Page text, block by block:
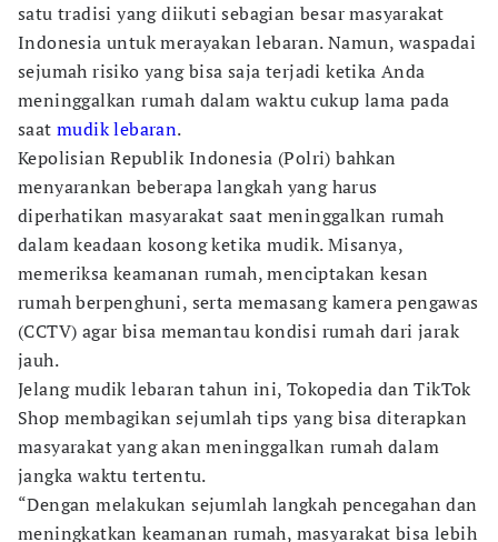
satu tradisi yang diikuti sebagian besar masyarakat
Indonesia untuk merayakan lebaran. Namun, waspadai
sejumah risiko yang bisa saja terjadi ketika Anda
meninggalkan rumah dalam waktu cukup lama pada
saat mudik lebaran.
Kepolisian Republik Indonesia (Polri) bahkan
menyarankan beberapa langkah yang harus
diperhatikan masyarakat saat meninggalkan rumah
dalam keadaan kosong ketika mudik. Misanya,
memeriksa keamanan rumah, menciptakan kesan
rumah berpenghuni, serta memasang kamera pengawas
(CCTV) agar bisa memantau kondisi rumah dari jarak
jauh.
Jelang mudik lebaran tahun ini, Tokopedia dan TikTok
Shop membagikan sejumlah tips yang bisa diterapkan
masyarakat yang akan meninggalkan rumah dalam
jangka waktu tertentu.
“Dengan melakukan sejumlah langkah pencegahan dan
meningkatkan keamanan rumah, masyarakat bisa lebih